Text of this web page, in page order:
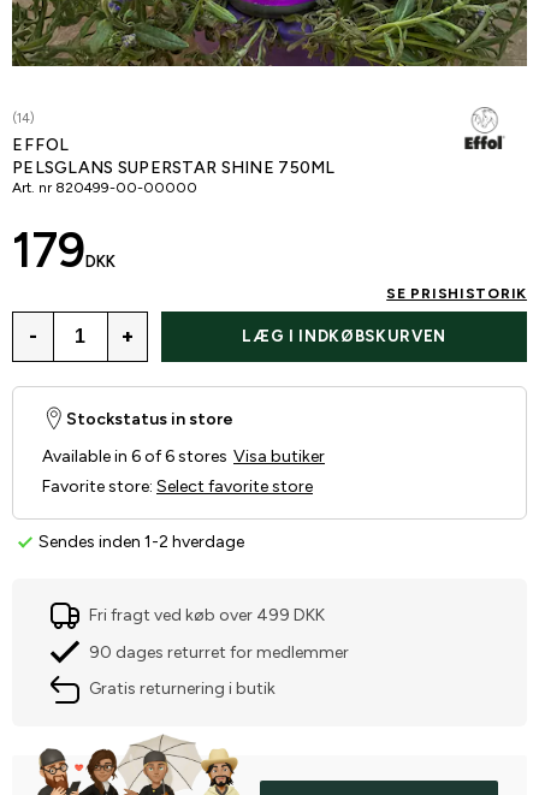
(14)
EFFOL
PELSGLANS SUPERSTAR SHINE 750ML
Art. nr 820499-00-00000
179 DKK
SE PRISHISTORIK
- + LÆG I INDKØBSKURVEN
Sendes inden 1-2 hverdage
Stockstatus in store
Available in 6 of 6 stores Visa butiker
Favorite store: Select favorite store
Fri fragt ved køb over 499 DKK
90 dages returret for medlemmer
Gratis returnering i butik